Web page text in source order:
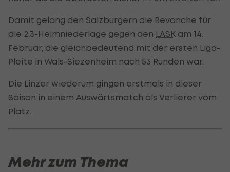
Damit gelang den Salzburgern die Revanche für
die 2:3-Heimniederlage gegen den LASK am 14.
Februar, die gleichbedeutend mit der ersten Liga-
Pleite in Wals-Siezenheim nach 53 Runden war.
Die Linzer wiederum gingen erstmals in dieser
Saison in einem Auswärtsmatch als Verlierer vom
Platz.
Mehr zum Thema